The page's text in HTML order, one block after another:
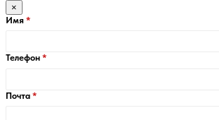
×
Имя
Телефон
Почта